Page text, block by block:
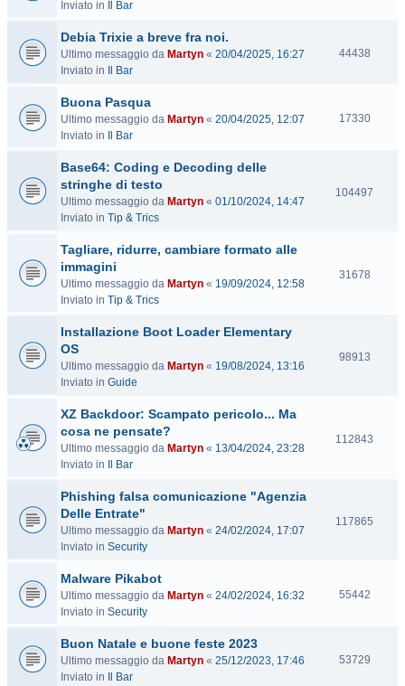
Inviato in
Il Bar
t
Debia Trixie a breve fra noi.
Ultimo messaggio da Martyn « 20/04/2025, 16:27
Inviato in
Il Bar
44438V
t
Buona Pasqua
Ultimo messaggio da Martyn « 20/04/2025, 12:07
Inviato in
Il Bar
17330V
e
Base64: Coding e Decoding delle
stringhe di testo
Ultimo messaggio da Martyn « 01/10/2024, 14:47
Inviato in Tip & Trics
104497
Tagliare, ridurre, cambiare formato alle
immagini
Ultimo messaggio da Martyn « 19/09/2024, 12:58
Inviato in Tip & Trics
31678V
e
Installazione Boot Loader Elementary
OS
Ultimo messaggio da Martyn « 19/08/2024, 13:16
Inviato in Guide
98913V
e
XZ Backdoor: Scampato pericolo... Ma
cosa ne pensate?
Ultimo messaggio da Martyn « 13/04/2024, 23:28
Inviato in
Il Bar
112843
Phishing falsa comunicazione "Agenzia
Delle Entrate"
Ultimo messaggio da Martyn « 24/02/2024, 17:07
Inviato in Security
117865
Malware Pikabot
Ultimo messaggio da Martyn « 24/02/2024, 16:32
Inviato in Security
55442V
t
Buon Natale e buone feste 2023
Ultimo messaggio da Martyn « 25/12/2023, 17:46
Inviato in
Il Bar
53729V